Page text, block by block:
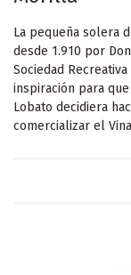
La pequeña solera
desde 1.910 por
Sociedad
inspiración para
Lobato decidiera
comercializar el